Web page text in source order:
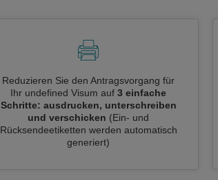
Reduzieren Sie den Antragsvorgang für
Ihr undefined Visum auf 3 einfache
Schritte: ausdrucken, unterschreiben
und verschicken (Ein- und
Rücksendeetiketten werden automatisch
generiert)